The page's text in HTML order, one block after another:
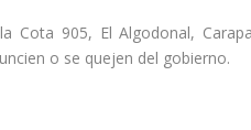
Cota 905, El Algodonal,
o se quejen del gobierno.